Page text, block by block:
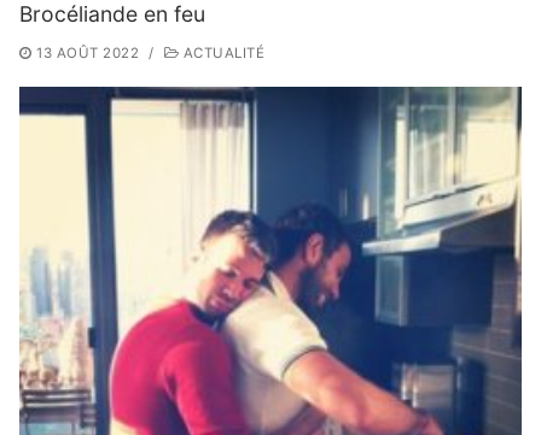
Brocéliande en feu
13 AOÛT 2022 / ACTUALITÉ